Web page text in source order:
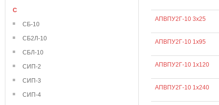
С
СБ-10
СБ2Л-10
СБЛ-10
СИП-2
СИП-3
СИП-4
АПВПУ2Г-10 3х25
АПВПУ2Г-10 1х95
АПВПУ2Г-10 1х120
АПВПУ2Г-10 1х240